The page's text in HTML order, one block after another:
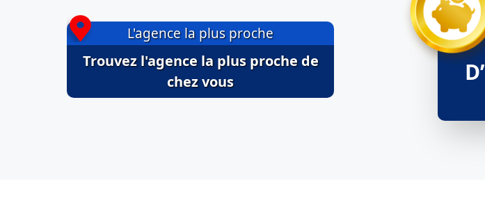
L'agence la plus proche
Trouvez l'agence la plus proche de
chez vous